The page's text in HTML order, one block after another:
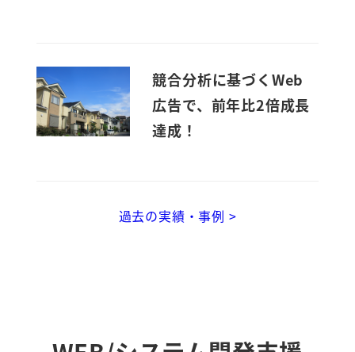
競合分析に基づくWeb
広告で、前年比2倍成長
達成！
過去の実績・事例 >